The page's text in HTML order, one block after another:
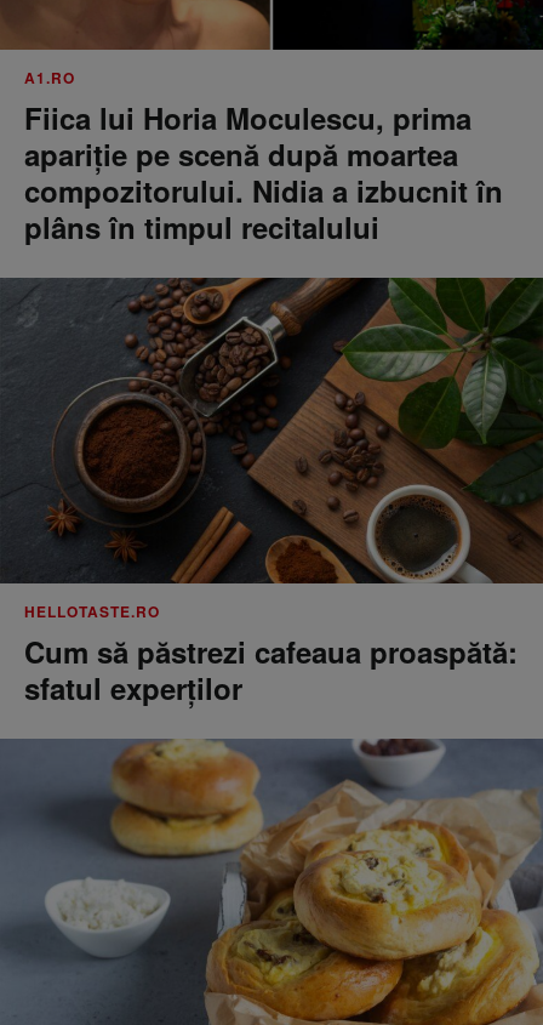
A1.RO
Fiica lui Horia Moculescu, prima
apariție pe scenă după moartea
compozitorului. Nidia a izbucnit în
plâns în timpul recitalului
HELLOTASTE.RO
Cum să păstrezi cafeaua proaspătă:
sfatul experților